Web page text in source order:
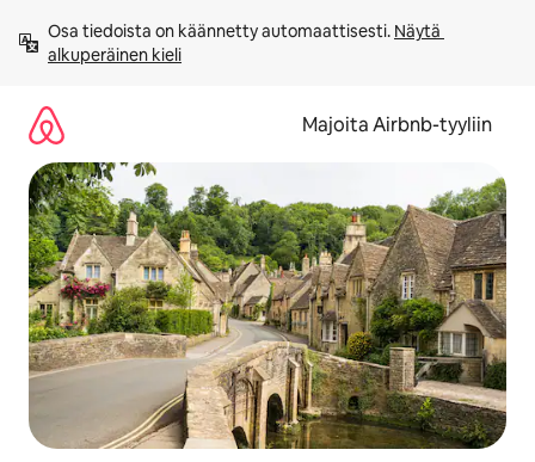
sisältö
väliin
Osa tiedoista on käännetty automaattisesti. Näytä
alkuperäinen kieli
Majoita Airbnb-tyyliin